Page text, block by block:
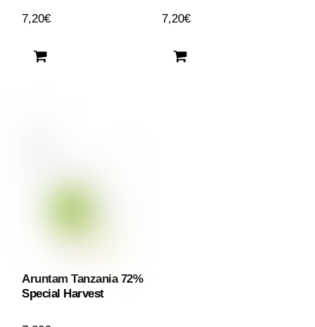
7,20€ 7,20€
Aruntam Tanzania 72%
Special Harvest